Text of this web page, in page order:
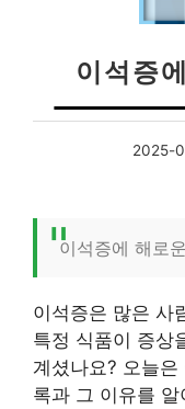
이석증
2025-
이석증에 해로
이석증은 많은 사
특정 식품이 증상
계셨나요? 오늘
록과 그 이유를